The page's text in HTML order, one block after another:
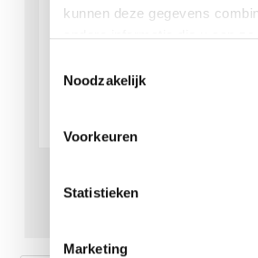
kunnen deze gegevens
basis van uw gebruik van hun
Noodzakelijk
Voorkeuren
Statistieken
Marketing
Recyleservice